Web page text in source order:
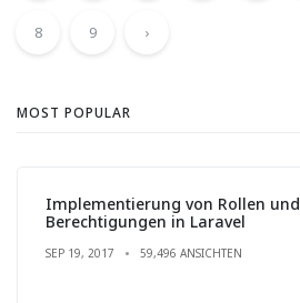
8 9 ›
MOST POPULAR
Implementierung von Rollen und
Berechtigungen in Laravel
SEP 19, 2017 59,496 ANSICHTEN